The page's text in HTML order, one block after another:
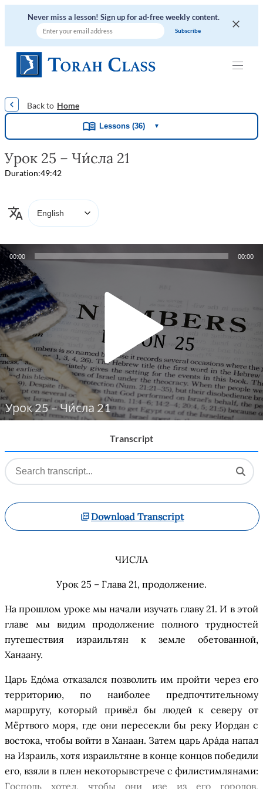
Never miss a lesson! Sign up for ad-free weekly content.
Home
Lessons (36) ▼
Урок 25 – Чи́сла 21
Duration:49:42
Audio
Player
00:00 00:00
Урок 25 – Чи́сла 21
Transcript
Download Transcript
ЧИСЛА
Урок 25 – Глава 21, продолжение.
На прошлом уроке мы начали изучать главу 21. И в этой
главе мы видим продолжение полного трудностей
путешествия израильтян к земле обетованной,
Ханаану.
Царь Едома отказался позволить им пройти через его
территорию, по наиболее предпочтительному
маршруту, который привёл бы людей к северу от
Мёртвого моря, где они пересекли бы реку Иордан с
востока, чтобы войти в Ханаан. Затем царь Арада напал
на Израиль, хотя израильтяне в конце концов победили
его, взяли в плен некоторывстрече с филистимлянами:
Господь хотел, чтобы они изе из его городов,